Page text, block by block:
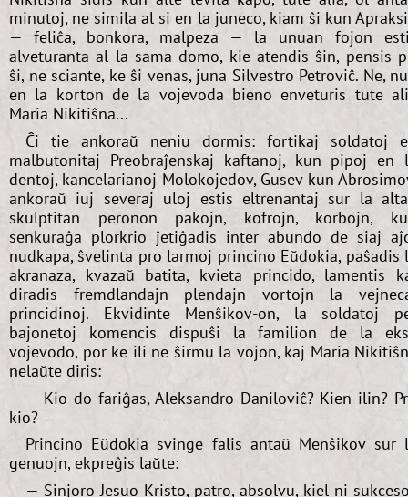
minutoj, ne simila al si en la juneco, kiam ŝi kun
— feliĉa, bonkora, malpeza — la unuan fojon
alveturanta al la sama domo, kie atendis ŝin, pensis
ŝi, ne sciante, ke ŝi venas, juna Silvestro Petroviĉ. Ne,
en la korton de la vojevoda bieno enveturis tute
Maria Nikitiŝna...
Ĉi tie ankoraŭ neniu dormis: fortikaj soldatoj
malbutonitaj Preobraĵenskaj kaftanoj, kun pipoj en
dentoj, kancelarianoj Molokojedov, Gusev kun
ankoraŭ iuj severaj uloj estis eltrenantaj sur la
skulptitan peronon pakojn, kofrojn, korbojn,
senkuraĝa plorkrio ĵetiĝadis inter abundo de siaj
nudkapa, ŝvelinta pro larmoj princino Eŭdokia, paŝadis
akranaza, kvazaŭ batita, kvieta princido, lamentis
diradis fremdlandajn plendajn vortojn la
princidinoj. Ekvidinte Menŝikov-on, la soldatoj
bajonetoj komencis dispuŝi la familion de la
vojevodo, por ke ili ne ŝirmu la vojon, kaj Maria
nelaŭte diris:
— Kio do fariĝas, Aleksandro Daniloviĉ? Kien ilin?
kio?
Princino Eŭdokia svinge falis antaŭ Menŝikov sur
genuojn, ekpreĝis laŭte:
— Sinjoro Jesuo Kristo, patro, absolvu, kiel ni